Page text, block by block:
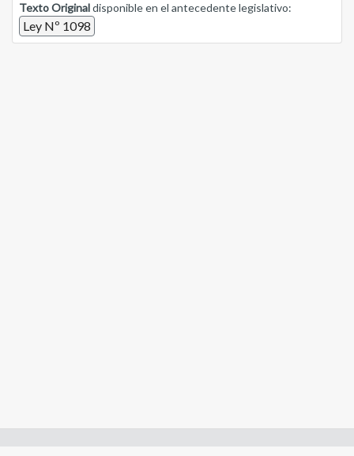
Texto Originaldisponible en el antecedente legislativo:
Ley Nº 1098